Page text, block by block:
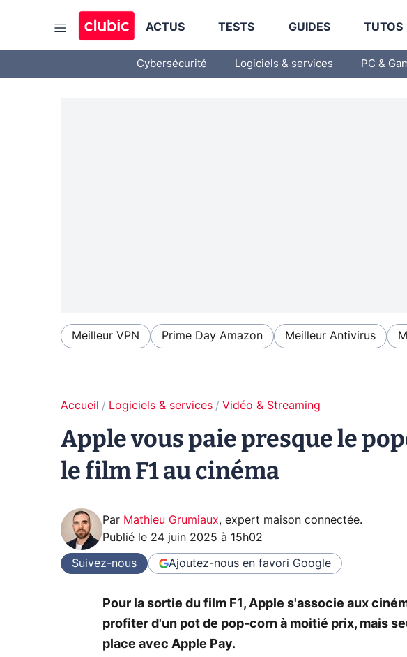
ACTUS TESTS GUIDES TUTOS
Cybersécurité Logiciels & services PC &
Meilleur VPN Prime Day Amazon Meilleur Antivirus
Accueil Logiciels & services Vidéo & Streaming
Apple vous paie presque le
le film F1 au cinéma
Par Mathieu Grumiaux, expert maison connectée.
Publié le 24 juin 2025 à 15h02
Suivez-nous Ajoutez-nous en favori Google
Pour la sortie du film F1, Apple s'associe aux
profiter d'un pot de pop-corn à moitié prix, mais
place avec Apple Pay.